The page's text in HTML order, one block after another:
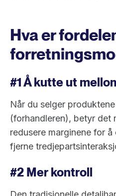
Hva er
#1 Å kutte ut
Når du selger
(forhandleren), betyr det
redusere marginene for
fjerne
#2 Mer kontroll